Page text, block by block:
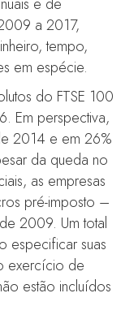
a 2017,
tempo,
em espécie.
do FTSE 100
Em perspectiva,
2014 e em 26%
da queda no
as empresas
pré-imposto –
2009. Um total
especificar suas
exercício de
estão incluídos